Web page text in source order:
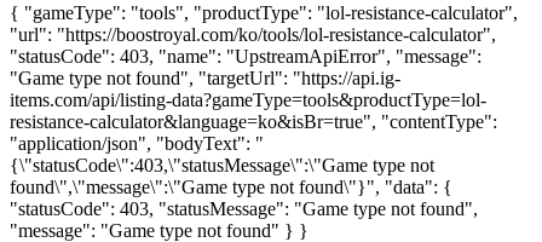
{ "gameType": "tools", "productType": "lol-resistance-calculator",
"url": "https://boostroyal.com/ko/tools/lol-resistance-calculator",
"statusCode": 403, "name": "UpstreamApiError", "message":
"Game type not found", "targetUrl": "https://api.ig-
items.com/api/listing-data?gameType=tools&productType=lol-
resistance-calculator&language=ko&isBr=true", "contentType":
"application/json", "bodyText": "
{\"statusCode\":403,\"statusMessage\":\"Game type not
found\",\"message\":\"Game type not found\"}", "data": {
"statusCode": 403, "statusMessage": "Game type not found",
"message": "Game type not found" } }